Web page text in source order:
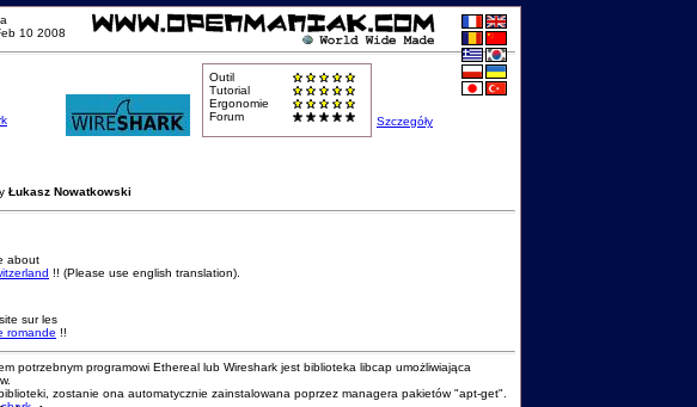
10 2008
Outil
Tutorial
Ergonomie
Forum
Szczegóły
Łukasz Nowatkowski
about
!! (Please use english translation).
sur les
romande !!
potrzebnym programowi Ethereal lub Wireshark jest biblioteka libcap umożliwiająca
zostanie ona automatycznie zainstalowana poprzez managera pakietów "apt-get".